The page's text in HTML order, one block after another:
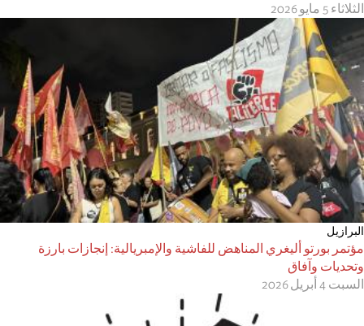
الثلاثاء 5 مايو 2026
البرازیل
مؤتمر بورتو أليغري المناهض للفاشية والإمبريالية: إنجازات بارزة
وتحديات وآفاق
السبت 4 أبريل 2026